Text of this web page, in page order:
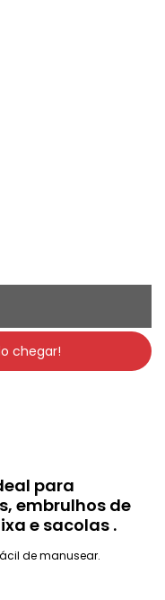
chegar!
para
embrulhos de
e sacolas .
de manusear.